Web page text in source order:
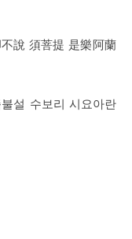
說 須菩提 是樂阿蘭
설 수보리 시요아란